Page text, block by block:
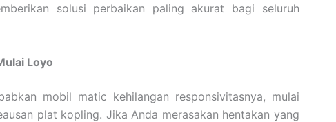
solusi perbaikan paling akurat bagi seluruh
Loyo
mobil matic kehilangan responsivitasnya, mulai
plat kopling. Jika Anda merasakan hentakan yang